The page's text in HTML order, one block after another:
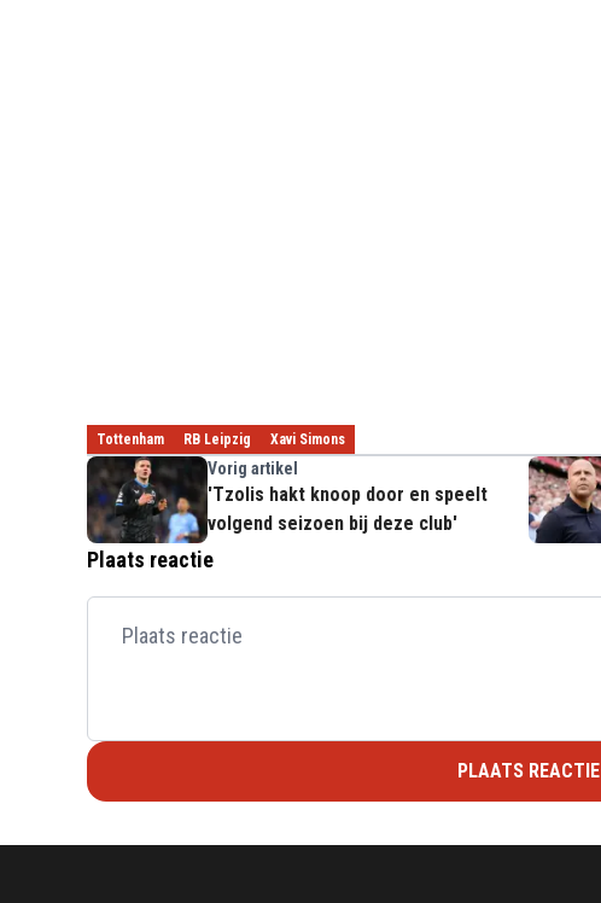
Tottenham RB Leipzig Xavi Simons
Vorig artikel
'Tzolis hakt knoop door en speelt
volgend seizoen bij deze club'
Plaats reactie
PLAATS REACTIE